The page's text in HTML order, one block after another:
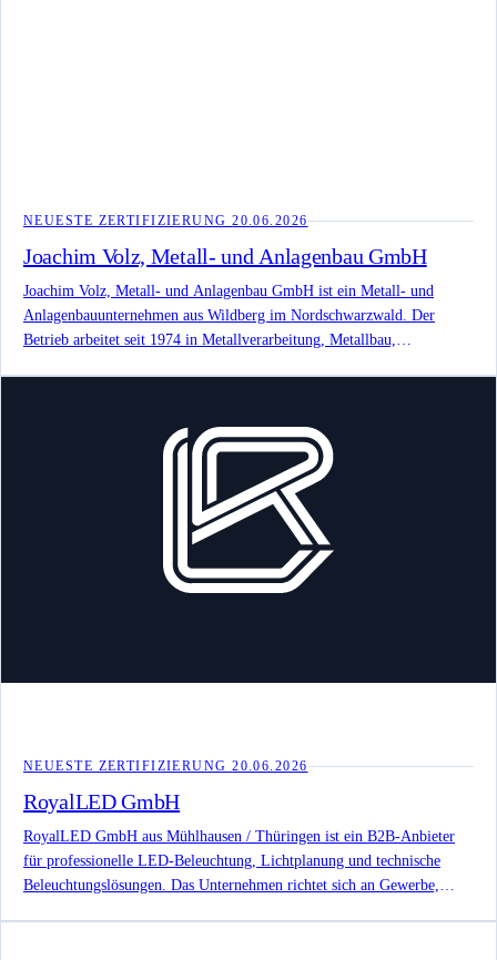
NEUESTE ZERTIFIZIERUNG20.06.2026
Joachim Volz, Metall- und Anlagenbau GmbH
Joachim Volz, Metall- und Anlagenbau GmbH ist ein Metall- und
Anlagenbauunternehmen aus Wildberg im Nordschwarzwald. Der
Betrieb arbeitet seit 1974 in Metallverarbeitung, Metallbau,
NEUESTE ZERTIFIZIERUNG20.06.2026
RoyalLED GmbH
RoyalLED GmbH aus Mühlhausen / Thüringen ist ein B2B-Anbieter
für professionelle LED-Beleuchtung, Lichtplanung und technische
Beleuchtungslösungen. Das Unternehmen richtet sich an Gewerbe,